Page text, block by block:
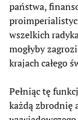
państwa,
wszelkich
mogłyby
krajach całego
Pełniąc tę
każdą zbrodnię